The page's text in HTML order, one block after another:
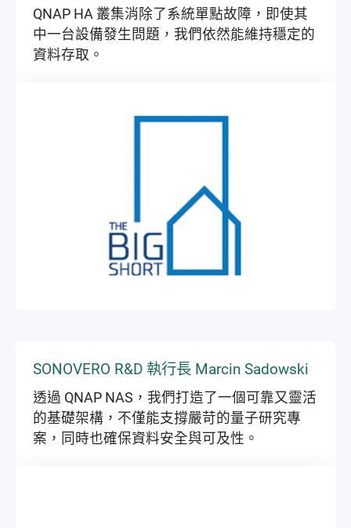
QNAP HA 叢集消除了系統單點故障，即使其
中一台設備發生問題，我們依然能維持穩定的
資料存取。
SONOVERO R&D 執行長 Marcin Sadowski
透過 QNAP NAS，我們打造了一個可靠又靈活
的基礎架構，不僅能支撐嚴苛的量子研究專
案，同時也確保資料安全與可及性。